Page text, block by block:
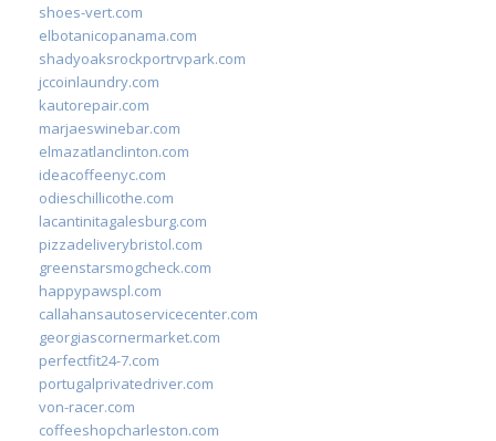
shoes-vert.com
elbotanicopanama.com
shadyoaksrockportrvpark.com
jccoinlaundry.com
kautorepair.com
marjaeswinebar.com
elmazatlanclinton.com
ideacoffeenyc.com
odieschillicothe.com
lacantinitagalesburg.com
pizzadeliverybristol.com
greenstarsmogcheck.com
happypawspl.com
callahansautoservicecenter.com
georgiascornermarket.com
perfectfit24-7.com
portugalprivatedriver.com
von-racer.com
coffeeshopcharleston.com